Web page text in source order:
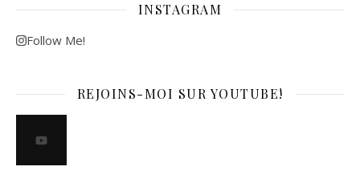
INSTAGRAM
Follow Me!
REJOINS-MOI SUR YOUTUBE!